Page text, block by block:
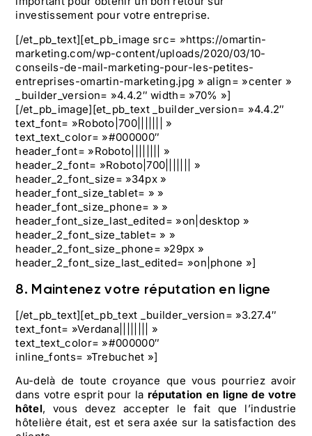
investissement pour votre entreprise.
[/et_pb_text][et_pb_image src= »https://omartin-
marketing.com/wp-content/uploads/2020/03/10-
conseils-de-mail-marketing-pour-les-petites-
entreprises-omartin-marketing.jpg » align= »center »
_builder_version= »4.4.2″ width= »70% »]
[/et_pb_image][et_pb_text _builder_version= »4.4.2″
text_font= »Roboto|700||||||| »
text_text_color= »#000000″
header_font= »Roboto|||||||| »
header_2_font= »Roboto|700||||||| »
header_2_font_size= »34px »
header_font_size_tablet= » »
header_font_size_phone= » »
header_font_size_last_edited= »on|desktop »
header_2_font_size_tablet= » »
header_2_font_size_phone= »29px »
header_2_font_size_last_edited= »on|phone »]
8. Maintenez votre réputation en ligne
[/et_pb_text][et_pb_text _builder_version= »3.27.4″
text_font= »Verdana|||||||| »
text_text_color= »#000000″
inline_fonts= »Trebuchet »]
Au-delà de toute croyance que vous pourriez avoir
dans votre esprit pour la réputation en ligne de votre
hôtel, vous devez accepter le fait que l’industrie
hôtelière était, est et sera axée sur la satisfaction des